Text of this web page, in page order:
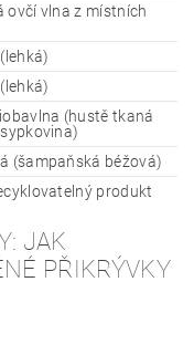
ovčí vlna z místních
(hustě tkaná
(šampaňská béžová)
produkt
JAK
PŘIKRÝVKY